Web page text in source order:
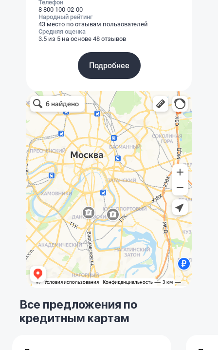
Телефон
8 800 100-02-00
Народный рейтинг
43 место по отзывам пользователей
Средняя оценка
3.5 из 5 на основе 48 отзывов
Подробнее
Все предложения по
кредитным картам